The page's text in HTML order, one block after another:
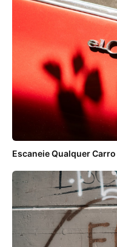
Escaneie Qualquer